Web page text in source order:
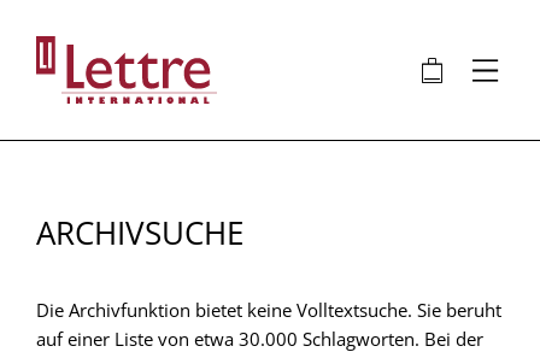
Inhalt
🛍 ⋮
ARCHIVSUCHE
Die Archivfunktion bietet keine Volltextsuche. Sie beruht
auf einer Liste von etwa 30.000 Schlagworten. Bei der